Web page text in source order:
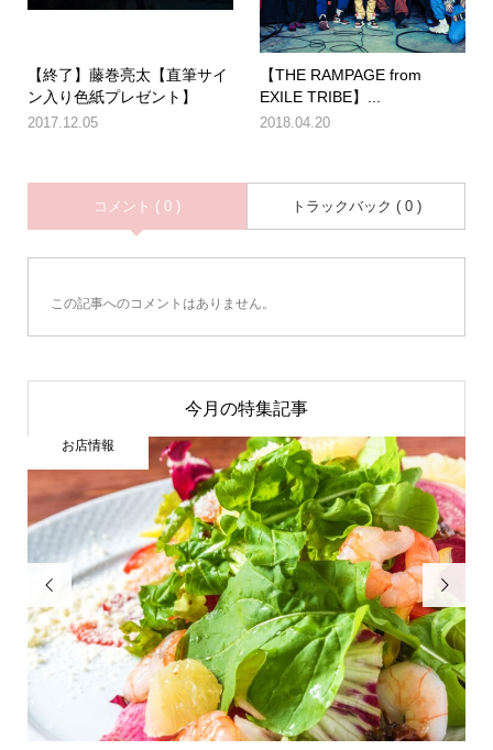
【終了】藤巻亮太【直筆サイ
ン入り色紙プレゼント】
2017.12.05
【THE RAMPAGE from
EXILE TRIBE】...
2018.04.20
コメント ( 0 ) トラックバック ( 0 )
この記事へのコメントはありません。
今月の特集記事

お店情報
